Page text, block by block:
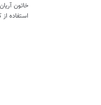
خاتون آریان
استفاده